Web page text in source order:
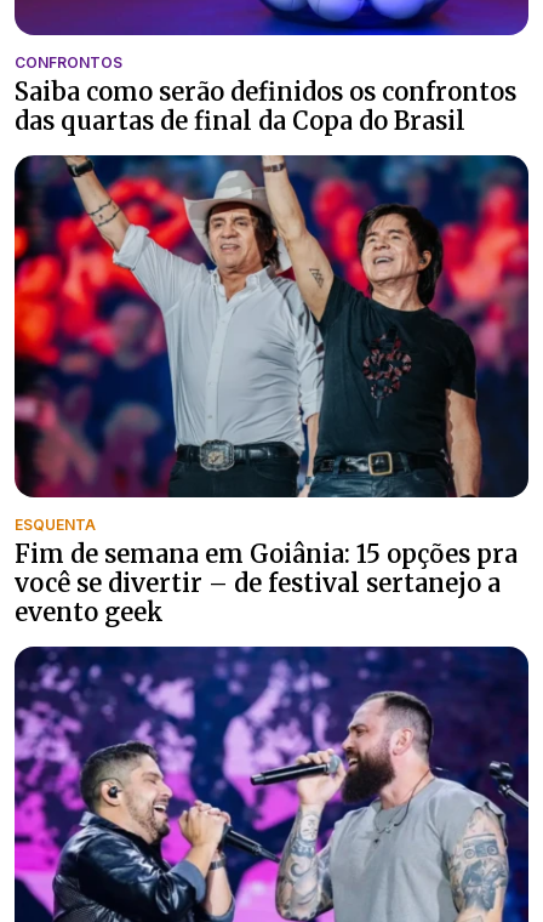
CONFRONTOS
Saiba como serão definidos os confrontos
das quartas de final da Copa do Brasil
ESQUENTA
Fim de semana em Goiânia: 15 opções pra
você se divertir – de festival sertanejo a
evento geek